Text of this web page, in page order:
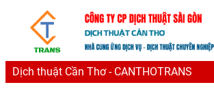
Dịch thuật Cần Thơ - CANTHOTRANS